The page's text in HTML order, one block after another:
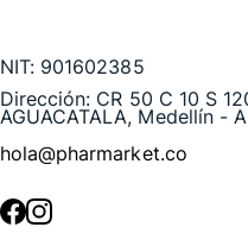
NIT: 901602385
Dirección: CR 50 C 10 S
AGUACATALA, Medellín -
hola@pharmarket.co